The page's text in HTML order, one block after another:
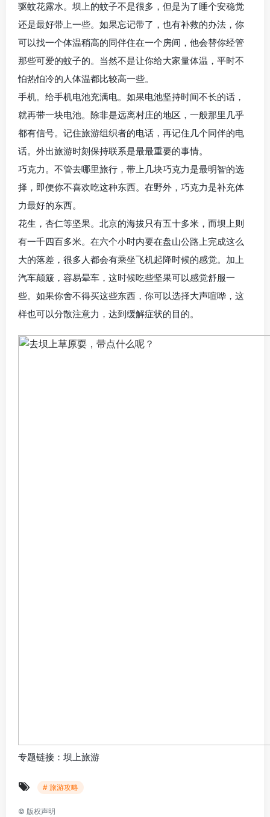
驱蚊花露水。坝上的蚊子不是很多，但是为了睡个安稳觉
还是最好带上一些。如果忘记带了，也有补救的办法，你
可以找一个体温稍高的同伴住在一个房间，他会替你经管
那些可爱的蚊子的。当然不是让你给大家量体温，平时不
怕热怕冷的人体温都比较高一些。
手机。给手机电池充满电。如果电池坚持时间不长的话，
就再带一块电池。除非是远离村庄的地区，一般那里几乎
都有信号。记住旅游组织者的电话，再记住几个同伴的电
话。外出旅游时刻保持联系是最最重要的事情。
巧克力。不管去哪里旅行，带上几块巧克力是最明智的选
择，即便你不喜欢吃这种东西。在野外，巧克力是补充体
力最好的东西。
花生，杏仁等坚果。北京的海拔只有五十多米，而坝上则
有一千四百多米。在六个小时内要在盘山公路上完成这么
大的落差，很多人都会有乘坐飞机起降时候的感觉。加上
汽车颠簸，容易晕车，这时候吃些坚果可以感觉舒服一
些。如果你舍不得买这些东西，你可以选择大声喧哗，这
样也可以分散注意力，达到缓解症状的目的。
专题链接：坝上旅游
# 旅游攻略
© 版权声明